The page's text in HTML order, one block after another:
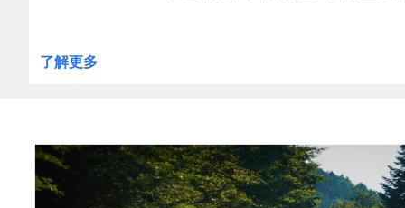
了解更多